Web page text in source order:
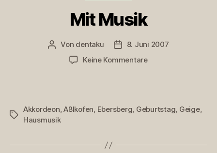
Mit Musik
Beitragsautor
Von dentaku Veröffentlichungsdatum
8. Juni 2007
Keine Kommentarezu
Schlagwörter
Akkordeon,Aßlkofen, Ebersberg, Geburtstag, Geige,
Hausmusik